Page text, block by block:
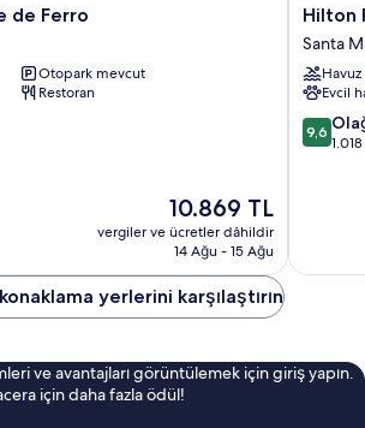
de Ferro
Otopark mevcut
Restoran
Güncel
fiyat:
10.869 TL
10.869 TL
vergiler ve ücretler dâhildir
14 Ağu - 15 Ağu
Hilton
Porto
Gaia
Santa
Marinha
Hilton
Santa
Havuz
Evcil
10
9,6
yerlerini karşılaştırın
ve avantajları görüntülemek için giriş yapın.
için daha fazla ödül!